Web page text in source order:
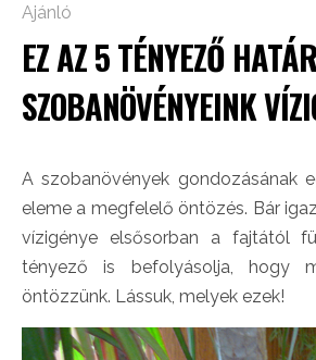
Ajánló
EZ AZ 5 TÉNYEZŐ
SZOBANÖVÉNYEINK
A szobanövények gondozásának
eleme a megfelelő öntözés. Bár
vízigénye elsősorban a fajtától
tényező is befolyásolja, hogy
öntözzünk. Lássuk, melyek ezek!